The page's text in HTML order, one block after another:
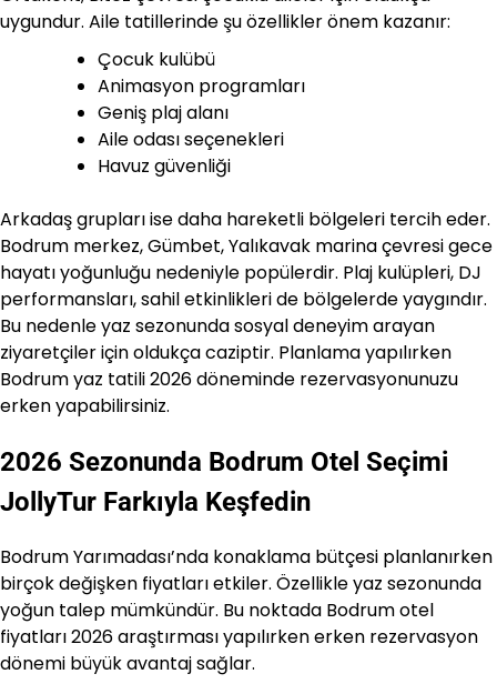
uygundur. Aile tatillerinde şu özellikler önem kazanır:
Çocuk kulübü
Animasyon programları
Geniş plaj alanı
Aile odası seçenekleri
Havuz güvenliği
Arkadaş grupları ise daha hareketli bölgeleri tercih eder.
Bodrum merkez, Gümbet, Yalıkavak marina çevresi gece
hayatı yoğunluğu nedeniyle popülerdir. Plaj kulüpleri, DJ
performansları, sahil etkinlikleri de bölgelerde yaygındır.
Bu nedenle yaz sezonunda sosyal deneyim arayan
ziyaretçiler için oldukça caziptir. Planlama yapılırken
Bodrum yaz tatili 2026 döneminde rezervasyonunuzu
erken yapabilirsiniz.
2026 Sezonunda Bodrum Otel Seçimi
JollyTur Farkıyla Keşfedin
Bodrum Yarımadası’nda konaklama bütçesi planlanırken
birçok değişken fiyatları etkiler. Özellikle yaz sezonunda
yoğun talep mümkündür. Bu noktada Bodrum otel
fiyatları 2026 araştırması yapılırken erken rezervasyon
dönemi büyük avantaj sağlar.